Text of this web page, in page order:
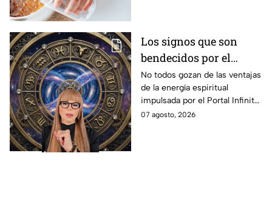
Los signos que son
bendecidos por el
universo con suerte
espiritual a partir de
hoy 7 de agosto: los
horóscopos de Mhoni
No todos gozan de las ventajas
de la energía espiritual
impulsada por el Portal Infinito.
Mira de qué se trata y cómo
07 agosto, 2026